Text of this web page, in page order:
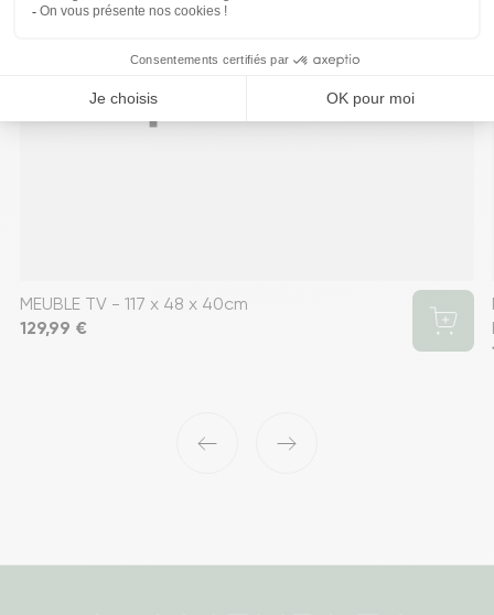
MEUBLE TV - 117 x 48 x 40cm
Prix
129,99 €
‹ ›